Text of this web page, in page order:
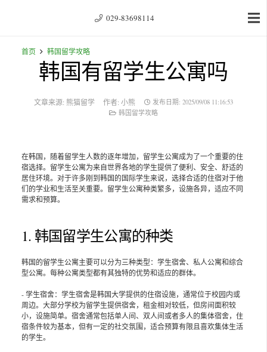
029-83698114
首页 韩国留学攻略
韩国有留学生公寓吗
文章来源: 熊猫留学 作者:小熊 发布日期: 2025/09/08 11:16:53
韩国留学攻略
在韩国，随着留学生人数的逐年增加，留学生公寓成为了一个重要的住
宿选择。留学生公寓为来自世界各地的学生提供了便利、安全、舒适的
居住环境。对于许多刚到韩国的国际学生来说，选择合适的住宿对于他
们的学业和生活至关重要。留学生公寓种类繁多，设施各异，适应不同
需求和预算。
1. 韩国留学生公寓的种类
韩国的留学生公寓主要可以分为三种类型：学生宿舍、私人公寓和综合
型公寓。每种公寓类型都有其独特的优势和适应的群体。
- 学生宿舍：学生宿舍是韩国大学提供的住宿设施，通常位于校园内或
周边。大部分学校为留学生提供宿舍，租金相对较低，但房间面积较
小，设施简单。宿舍通常包括单人间、双人间或者多人的集体宿舍，住
宿条件较为基本，但有一定的社交氛围，适合预算有限且喜欢集体生活
的学生。